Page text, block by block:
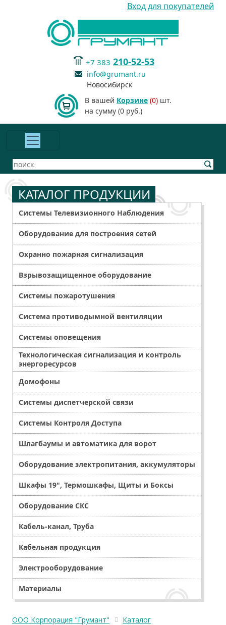
Вход для покупателей
+7 383 210-52-53
info@grumant.ru
Новосибирск
В вашей Корзине (0) шт.
на сумму (0 руб.)
КАТАЛОГ ПРОДУКЦИИ
Системы Телевизионного Наблюдения
Оборудование для построения сетей
Охранно пожарная сигнализация
Взрывозащищенное оборудование
Системы пожаротушения
Система противодымной вентиляции
Системы оповещения
Технологическая сигнализация и контроль
энергоресурсов
Домофоны
Системы диспетчерской связи
Системы Контроля Доступа
Шлагбаумы и автоматика для ворот
Оборудование электропитания, аккумуляторы
Шкафы 19", Термошкафы, Щиты и Боксы
Оборудование СКС
Кабель-канал, Труба
Кабельная продукция
Электрооборудование
Материалы
ООО Корпорация "Грумант"
Каталог